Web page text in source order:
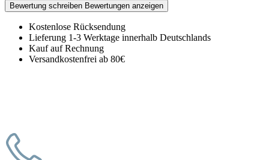
Bewertung schreiben Bewertungen anzeigen
Kostenlose Rücksendung
Lieferung 1-3 Werktage innerhalb Deutschlands
Kauf auf Rechnung
Versandkostenfrei ab 80€